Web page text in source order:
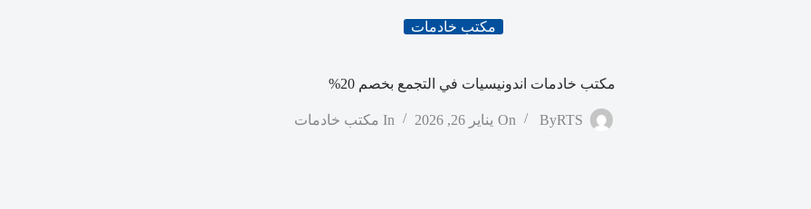
مكتب خادمات
مكتب خادمات اندونيسيات في التجمع بخصم 20%
ByRTS
On يناير 26, 2026 In مكتب خادمات